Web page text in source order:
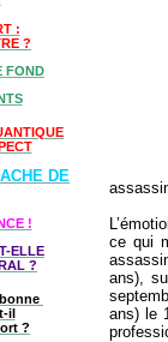
:
?
FOND
DE
!
ELLE
?
il
?
ce qui
ans),
ans) le